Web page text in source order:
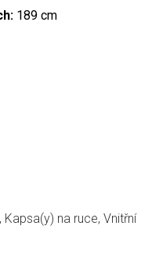
189 cm
na ruce, Vnitřní